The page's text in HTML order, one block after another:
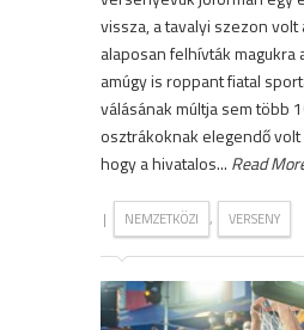
vissza, a tavalyi szezon volt
alaposan felhívták magukra
amúgy is roppant fiatal
válásának múltja sem több
osztrákoknak elegendő
hogy a hivatalos... Read
| NEMZETKÖZI , VERSENY